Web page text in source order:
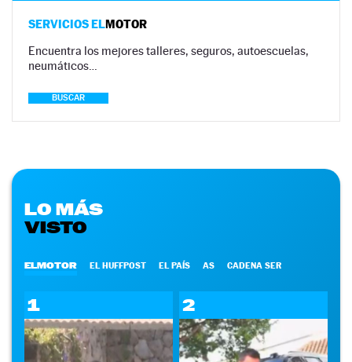
SERVICIOS ELMOTOR
Encuentra los mejores talleres, seguros, autoescuelas,
neumáticos…
BUSCAR
LO MÁS
VISTO
ELMOTOR EL HUFFPOST EL PAÍS AS CADENA SER
1 2